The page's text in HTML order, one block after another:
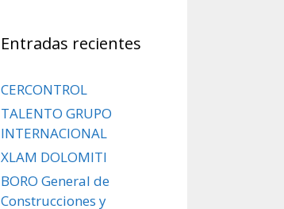
Entradas recientes
CERCONTROL
TALENTO GRUPO
INTERNACIONAL
XLAM DOLOMITI
BORO General de
Construcciones y